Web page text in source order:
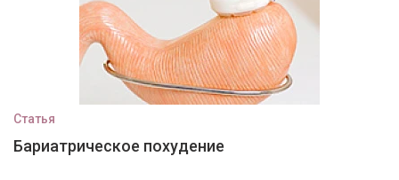
Статья
Бариатрическое похудение